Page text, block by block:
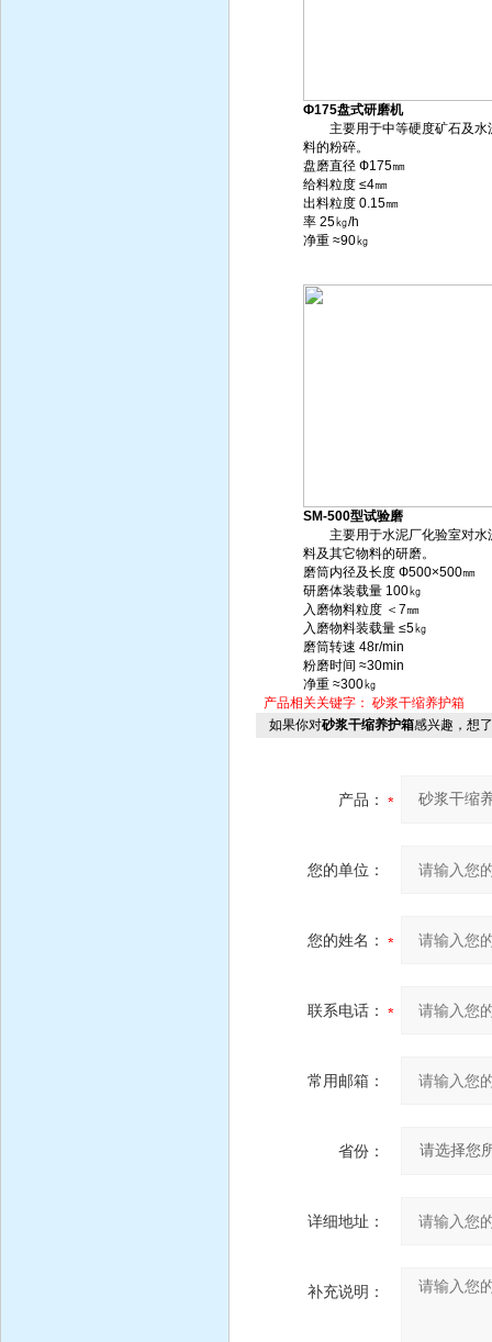
Ф175盘式研磨机
主要用于中等硬度矿石及水
料的粉碎。
盘磨直径 Ф175㎜
给料粒度 ≤4㎜
出料粒度 0.15㎜
率 25㎏/h
净重 ≈90㎏
SM-500型试验磨
主要用于水泥厂化验室对水
料及其它物料的研磨。
磨筒内径及长度 Ф500×500㎜
研磨体装载量 100㎏
入磨物料粒度 ＜7㎜
入磨物料装载量 ≤5㎏
磨筒转速 48r/min
粉磨时间 ≈30min
净重 ≈300㎏
产品相关关键字： 砂浆干缩养护箱
如果你对砂浆干缩养护箱感兴趣，想
产品：
您的单位：
您的姓名：
联系电话：
常用邮箱：
省份：
详细地址：
补充说明：